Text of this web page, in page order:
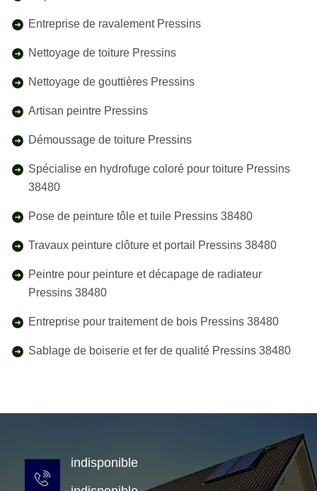
Entreprise de ravalement Pressins
Nettoyage de toiture Pressins
Nettoyage de gouttières Pressins
Artisan peintre Pressins
Démoussage de toiture Pressins
Spécialise en hydrofuge coloré pour toiture Pressins
38480
Pose de peinture tôle et tuile Pressins 38480
Travaux peinture clôture et portail Pressins 38480
Peintre pour peinture et décapage de radiateur
Pressins 38480
Entreprise pour traitement de bois Pressins 38480
Sablage de boiserie et fer de qualité Pressins 38480
indisponible